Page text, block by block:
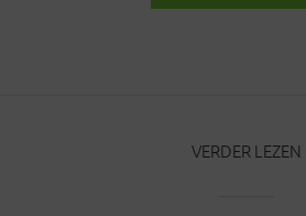
VERDER LEZEN